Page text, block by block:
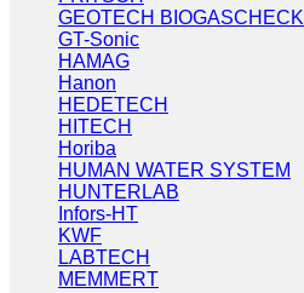
GEOTECH BIOGASCHECK
GT-Sonic
HAMAG
Hanon
HEDETECH
HITECH
Horiba
HUMAN WATER SYSTEM
HUNTERLAB
Infors-HT
KWF
LABTECH
MEMMERT